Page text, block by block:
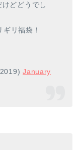
どどうでし
リ福袋！
January